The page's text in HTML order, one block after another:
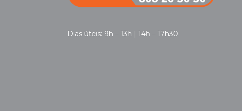
Dias úteis: 9h – 13h | 14h – 17h30